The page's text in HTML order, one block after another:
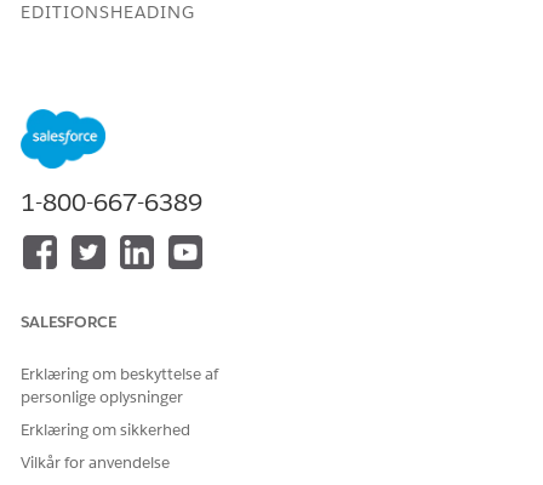
EDITIONSHEADING
Tilgængelig i:
med Agentforce IT Service.
Agenthandlinger
Disse handlinger kører automatisk under din samtale med
den specialiserede agent.
Besvar spørgsmål med Knowledge
Opret hændelse for medarbejder
Føj kommentar til registrering
Genåbning af billet
Få relevante billetter efter beskrivelse
1-800-667-6389
SALESFORCE
Erklæring om beskyttelse af
personlige oplysninger
Erklæring om sikkerhed
Vilkår for anvendelse